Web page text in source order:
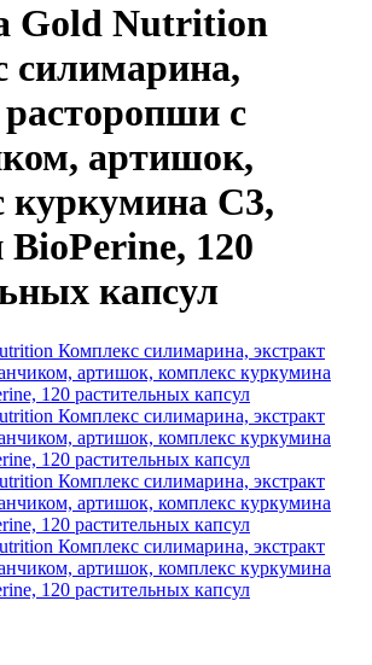
Gold Nutrition
силимарина,
расторопши с
артишок,
куркумина C3,
120
капсул